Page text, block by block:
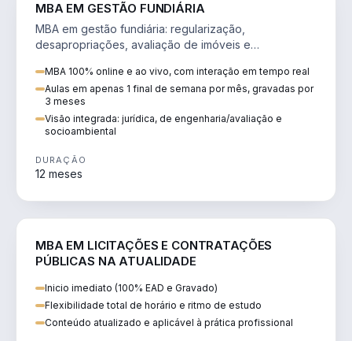
MBA EM GESTÃO FUNDIÁRIA
MBA em gestão fundiária: regularização,
desapropriações, avaliação de imóveis e
MBA 100% online e ao vivo, com interação em tempo real
Aulas em apenas 1 final de semana por mês, gravadas por
3 meses
Visão integrada: jurídica, de engenharia/avaliação e
socioambiental
DURAÇÃO
12 meses
MBA EM LICITAÇÕES E CONTRATAÇÕES
PÚBLICAS NA ATUALIDADE
Inicio imediato (100% EAD e Gravado)
Flexibilidade total de horário e ritmo de estudo
Conteúdo atualizado e aplicável à prática profissional